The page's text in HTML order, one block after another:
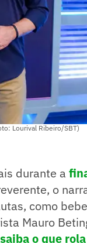
Lourival Ribeiro/SBT)
durante a
o
como
Mauro
o que